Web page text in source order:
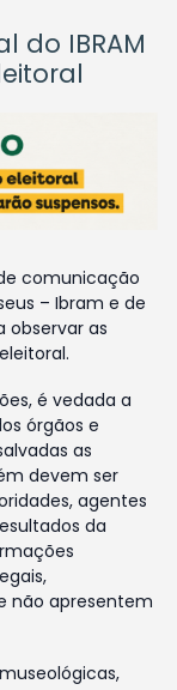
do IBRAM
comunicação
– Ibram e de
observar as
é vedada a
órgãos e
as
devem ser
agentes
da
não apresentem